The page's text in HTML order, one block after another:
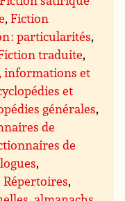
,Fiction
: particularités,
traduite,
informations et
et
générales,
de
de
,
Répertoires,